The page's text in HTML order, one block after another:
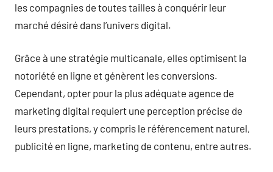
les compagnies de toutes tailles à conquérir leur
marché désiré dans l’univers digital.
Grâce à une stratégie multicanale, elles optimisent la
notoriété en ligne et génèrent les conversions.
Cependant, opter pour la plus adéquate agence de
marketing digital requiert une perception précise de
leurs prestations, y compris le référencement naturel,
publicité en ligne, marketing de contenu, entre autres.